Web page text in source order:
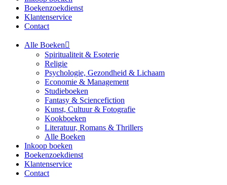
Boekenzoekdienst
Klantenservice
Contact
Alle Boeken
Spiritualiteit & Esoterie
Religie
Psychologie, Gezondheid & Lichaam
Economie & Management
Studieboeken
Fantasy & Sciencefiction
Kunst, Cultuur & Fotografie
Kookboeken
Literatuur, Romans & Thrillers
Alle Boeken
Inkoop boeken
Boekenzoekdienst
Klantenservice
Contact